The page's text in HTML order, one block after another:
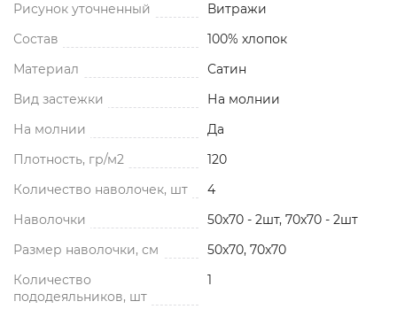
Рисунок уточненный
Витражи
Состав
100% хлопок
Материал
Сатин
Вид застежки
На молнии
На молнии
Да
Плотность, гр/м2
120
Количество наволочек, шт
4
Наволочки
50x70 - 2шт, 70x70 - 2шт
Размер наволочки, см
50x70, 70x70
Количество
пододеяльников, шт
1